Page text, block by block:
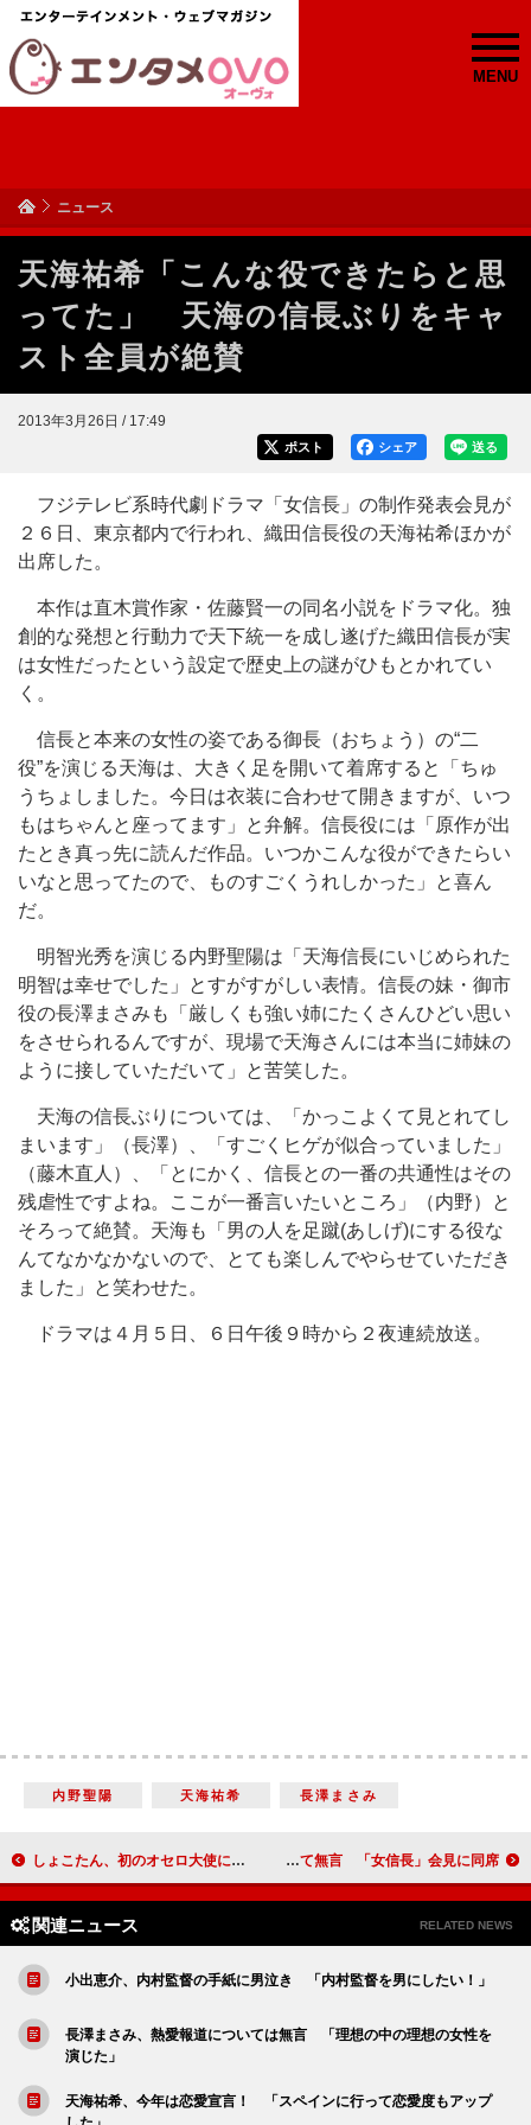
MENU
ニュース
天海祐希「こんな役できたらと思
ってた」 天海の信長ぶりをキャ
スト全員が絶賛
2013年3月26日 / 17:49
送る
シェア
ポスト
フジテレビ系時代劇ドラマ「女信長」の制作発表会見が
２６日、東京都内で行われ、織田信長役の天海祐希ほかが
出席した。
本作は直木賞作家・佐藤賢一の同名小説をドラマ化。独
創的な発想と行動力で天下統一を成し遂げた織田信長が実
は女性だったという設定で歴史上の謎がひもとかれてい
く。
信長と本来の女性の姿である御長（おちょう）の“二
役”を演じる天海は、大きく足を開いて着席すると「ちゅ
うちょしました。今日は衣装に合わせて開きますが、いつ
もはちゃんと座ってます」と弁解。信長役には「原作が出
たとき真っ先に読んだ作品。いつかこんな役ができたらい
いなと思ってたので、ものすごくうれしかった」と喜ん
だ。
明智光秀を演じる内野聖陽は「天海信長にいじめられた
明智は幸せでした」とすがすがしい表情。信長の妹・御市
役の長澤まさみも「厳しくも強い姉にたくさんひどい思い
をさせられるんですが、現場で天海さんには本当に姉妹の
ように接していただいて」と苦笑した。
天海の信長ぶりについては、「かっこよくて見とれてし
まいます」（長澤）、「すごくヒゲが似合っていました」
（藤木直人）、「とにかく、信長との一番の共通性はその
残虐性ですよね。ここが一番言いたいところ」（内野）と
そろって絶賛。天海も「男の人を足蹴(あしげ)にする役な
んてなかなかないので、とても楽しんでやらせていただき
ました」と笑わせた。
ドラマは４月５日、６日午後９時から２夜連続放送。
内野聖陽 天海祐希 長澤まさみ
しょこたん、初のオセロ大使に就任 小学５年生に敗れ「すんげー悔しい」 伊勢谷＆長澤、交際質問にそろって無言 「女信長」会見に同席
関連ニュース RELATED NEWS
小出恵介、内村監督の手紙に男泣き 「内村監督を男にしたい！」
長澤まさみ、熱愛報道については無言 「理想の中の理想の女性を
演じた」
天海祐希、今年は恋愛宣言！ 「スペインに行って恋愛度もアップ